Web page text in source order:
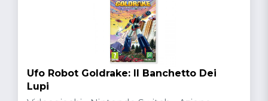
Ufo Robot Goldrake: Il Banchetto Dei
Lupi